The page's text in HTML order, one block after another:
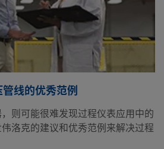
线的优秀范例
则可能很难发现过程仪表应用中的
洛克的建议和优秀范例来解决过程